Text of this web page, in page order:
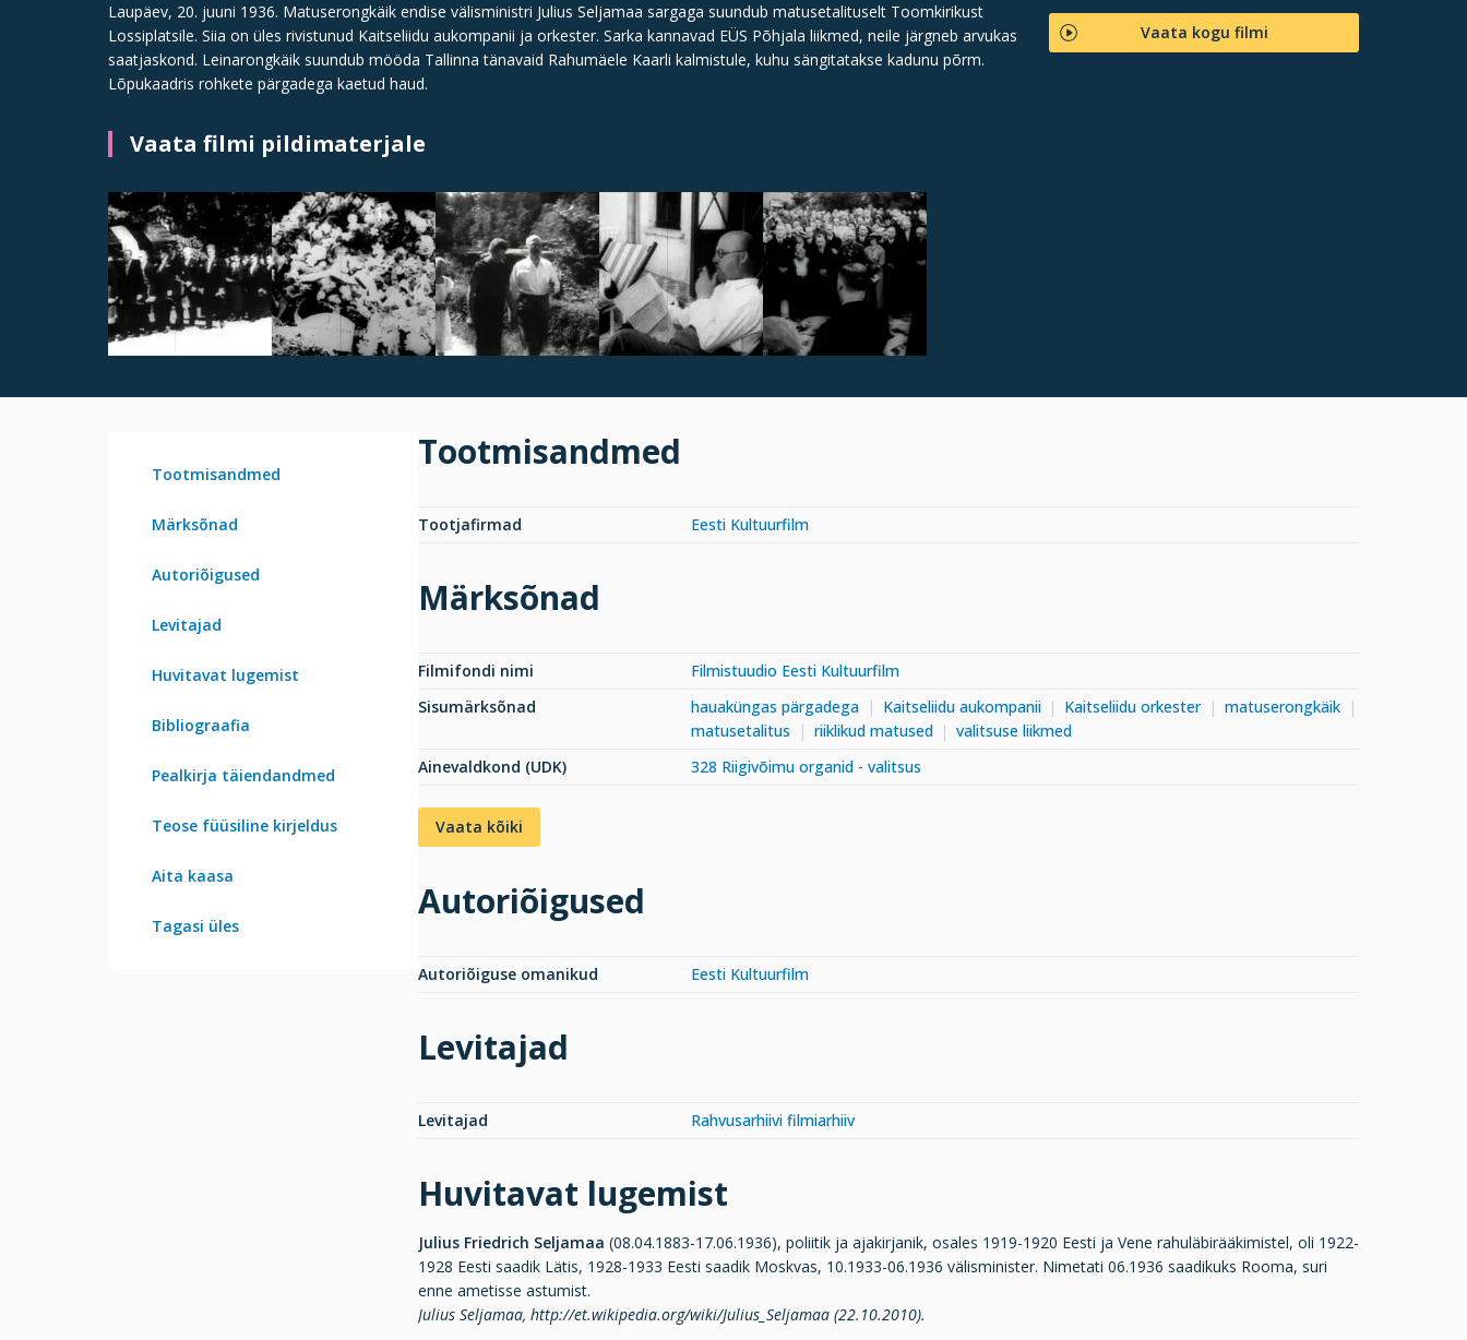
Laupäev, 20. juuni 1936. Matuserongkäik endise välisministri Julius Seljamaa sargaga suundub matusetalituselt Toomkirikust
Lossiplatsile. Siia on üles rivistunud Kaitseliidu aukompanii ja orkester. Sarka kannavad EÜS Põhjala liikmed, neile järgneb arvukas
saatjaskond. Leinarongkäik suundub mööda Tallinna tänavaid Rahumäele Kaarli kalmistule, kuhu sängitatakse kadunu põrm.
Lõpukaadris rohkete pärgadega kaetud haud.
Vaata kogu filmi
Vaata filmi pildimaterjale
Tootmisandmed
Märksõnad
Autoriõigused
Levitajad
Huvitavat lugemist
Bibliograafia
Pealkirja täiendandmed
Teose füüsiline kirjeldus
Aita kaasa
Tagasi üles
Tootmisandmed
Tootjafirmad Eesti Kultuurfilm
Märksõnad
Filmifondi nimi
Filmistuudio Eesti Kultuurfilm
Sisumärksõnad
hauaküngas pärgadega Kaitseliidu aukompanii Kaitseliidu orkester
matuserongkäik
matusetalitus
riiklikud matused
valitsuse liikmed
Ainevaldkond (UDK)
328 Riigivõimu organid - valitsus
Vaata kõiki
Autoriõigused
Autoriõiguse omanikud Eesti Kultuurfilm
Levitajad
Levitajad Rahvusarhiivi filmiarhiiv
Huvitavat lugemist
Julius Friedrich Seljamaa (08.04.1883-17.06.1936), poliitik ja ajakirjanik, osales 1919-1920 Eesti ja Vene rahuläbirääkimistel, oli 1922-
1928 Eesti saadik Lätis, 1928-1933 Eesti saadik Moskvas, 10.1933-06.1936 välisminister. Nimetati 06.1936 saadikuks Rooma, suri
enne ametisse astumist.
Julius Seljamaa, http://et.wikipedia.org/wiki/Julius_Seljamaa (22.10.2010).